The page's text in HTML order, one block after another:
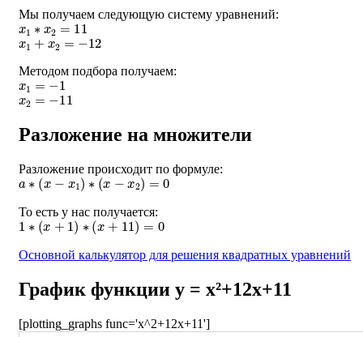
Мы получаем следующую систему уравнений:
x1∗x2=11
x1 + x2 =− 12
Методом подбора получаем:
x1=−1
x2 =− 11
Разложение на множители
Разложение происходит по формуле:
a ∗(x−x1)∗ (x−x2)=0
То есть у нас получается:
1∗(x+1)∗(x +11)=0
Основной калькулятор для решения квадратных уравнений
График функции y = x²+12x+11
[plotting_graphs func='x^2+12x+11']